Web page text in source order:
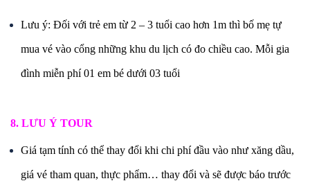
Lưu ý: Đối với trẻ em từ 2 – 3 tuổi cao hơn 1m thì bố mẹ tự
mua vé vào cổng những khu du lịch có đo chiều cao. Mỗi gia
đình miễn phí 01 em bé dưới 03 tuổi
8. LƯU Ý TOUR
Giá tạm tính có thể thay đổi khi chi phí đầu vào như xăng dầu,
giá vé tham quan, thực phẩm… thay đổi và sẽ được báo trước